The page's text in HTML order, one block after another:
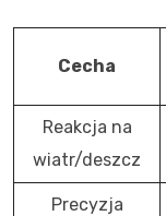
Cecha
Reakcja na
wiatr/deszcz
Precyzja